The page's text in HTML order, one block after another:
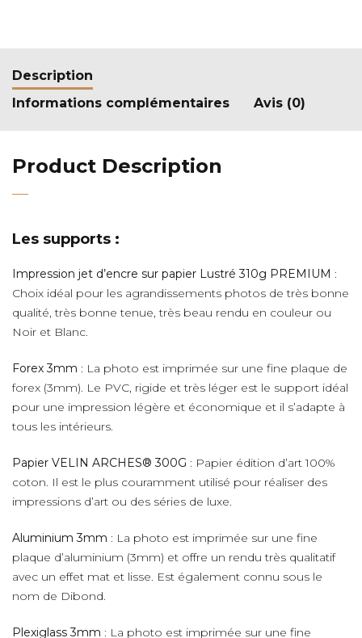
Description
Informations complémentaires
Avis (0)
Product Description
Les supports :
Impression jet d’encre sur papier Lustré 310g PREMIUM :
Choix idéal pour les agrandissements photos de très bonne
qualité, très bonne tenue, très beau rendu en couleur ou
Noir et Blanc.
Forex 3mm : La photo est imprimée sur une fine plaque de
forex (3mm). Le PVC, rigide et très léger est le support idéal
pour une impression légère et économique et il s’adapte à
tous les intérieurs.
Papier VELIN ARCHES® 300G : Papier édition d’art 100%
coton. Il est le plus couramment utilisé pour réaliser des
impressions d’art ou des séries de luxe.
Aluminium 3mm : La photo est imprimée sur une fine
plaque d’aluminium (3mm) et offre un rendu très qualitatif
avec un effet mat et lisse. Est également connu sous le
nom de Dibond.
Plexiglass 3mm : La photo est imprimée sur une fine